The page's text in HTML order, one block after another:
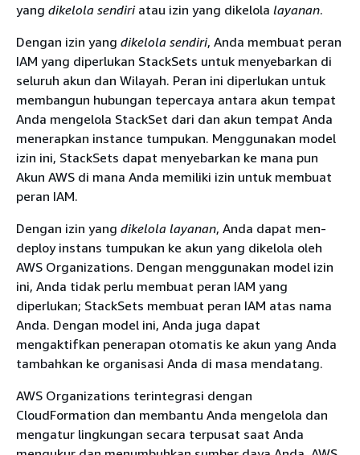
yang dikelola sendiriatau izin yang dikelola layanan.
Dengan izin yang dikelola sendiri, Anda membuat peran
IAM yang diperlukan StackSets untuk menyebarkan di
seluruh akun dan Wilayah. Peran ini diperlukan untuk
membangun hubungan tepercaya antara akun tempat
Anda mengelola StackSet dari dan akun tempat Anda
menerapkan instance tumpukan. Menggunakan model
izin ini, StackSets dapat menyebarkan ke mana pun
Akun AWS di mana Anda memiliki izin untuk membuat
peran IAM.
Dengan izin yang dikelola layanan, Anda dapat men-
deploy instans tumpukan ke akun yang dikelola oleh
AWS Organizations. Dengan menggunakan model izin
ini, Anda tidak perlu membuat peran IAM yang
diperlukan; StackSets membuat peran IAM atas nama
Anda. Dengan model ini, Anda juga dapat
mengaktifkan penerapan otomatis ke akun yang Anda
tambahkan ke organisasi Anda di masa mendatang.
AWS Organizations terintegrasi dengan
CloudFormation dan membantu Anda mengelola dan
mengatur lingkungan secara terpusat saat Anda